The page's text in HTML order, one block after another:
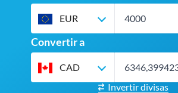
EUR
Convertir a
CAD
Invertir divisas